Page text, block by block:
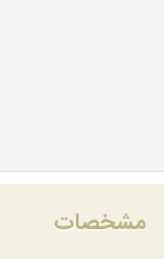
مشخصات